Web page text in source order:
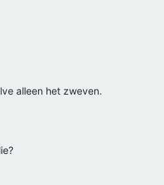
alleen het zweven.